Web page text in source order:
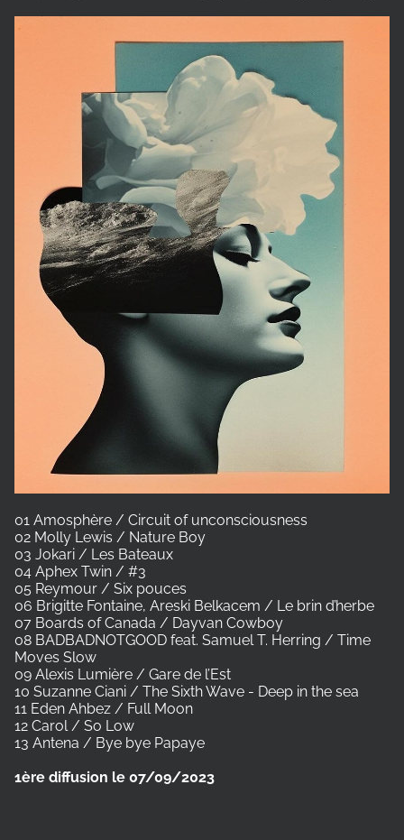
01 Amosphère / Circuit of unconsciousness
02 Molly Lewis / Nature Boy
03 Jokari / Les Bateaux
04 Aphex Twin / #3
05 Reymour / Six pouces
06 Brigitte Fontaine, Areski Belkacem / Le brin d’herbe
07 Boards of Canada / Dayvan Cowboy
08 BADBADNOTGOOD feat. Samuel T. Herring / Time
Moves Slow
09 Alexis Lumière / Gare de l’Est
10 Suzanne Ciani / The Sixth Wave - Deep in the sea
11 Eden Ahbez / Full Moon
12 Carol / So Low
13 Antena / Bye bye Papaye
1ère diffusion le 07/09/2023